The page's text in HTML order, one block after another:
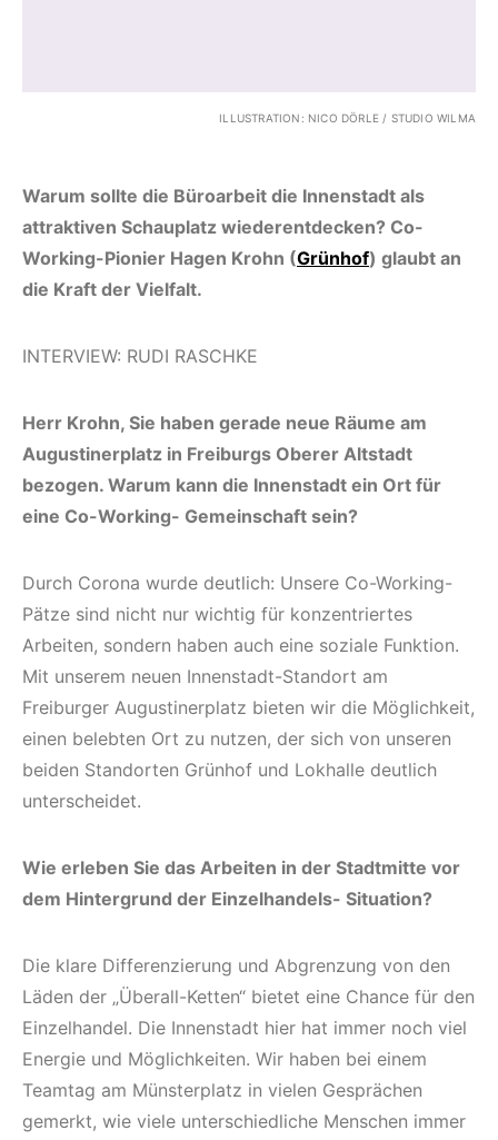
ILLUSTRATION: NICO DÖRLE / STUDIO WILMA
Warum sollte die Büroarbeit die Innenstadt als
attraktiven Schauplatz wiederentdecken? Co-
Working-Pionier Hagen Krohn (Grünhof) glaubt an
die Kraft der Vielfalt.
INTERVIEW: RUDI RASCHKE
Herr Krohn, Sie haben gerade neue Räume am
Augustinerplatz in Freiburgs Oberer Altstadt
bezogen. Warum kann die Innenstadt ein Ort für
eine Co-Working- Gemeinschaft sein?
Durch Corona wurde deutlich: Unsere Co-Working-
Pätze sind nicht nur wichtig für konzentriertes
Arbeiten, sondern haben auch eine soziale Funktion.
Mit unserem neuen Innenstadt-Standort am
Freiburger Augustinerplatz bieten wir die Möglichkeit,
einen belebten Ort zu nutzen, der sich von unseren
beiden Standorten Grünhof und Lokhalle deutlich
unterscheidet.
Wie erleben Sie das Arbeiten in der Stadtmitte vor
dem Hintergrund der Einzelhandels- Situation?
Die klare Differenzierung und Abgrenzung von den
Läden der „Überall-Ketten“ bietet eine Chance für den
Einzelhandel. Die Innenstadt hier hat immer noch viel
Energie und Möglichkeiten. Wir haben bei einem
Teamtag am Münsterplatz in vielen Gesprächen
gemerkt, wie viele unterschiedliche Menschen immer